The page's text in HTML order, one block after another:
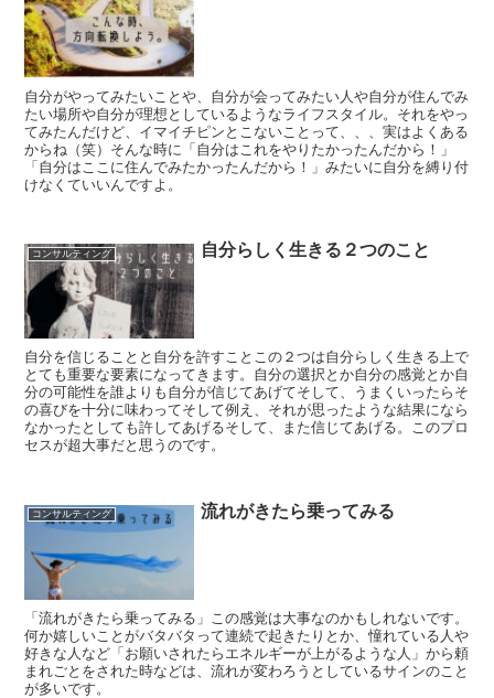
自分がやってみたいことや、自分が会ってみたい人や自分が住んでみ
たい場所や自分が理想としているようなライフスタイル。それをやっ
てみたんだけど、イマイチピンとこないことって、、、実はよくある
からね（笑）そんな時に「自分はこれをやりたかったんだから！」
「自分はここに住んでみたかったんだから！」みたいに自分を縛り付
けなくていいんですよ。
コンサルティング 自分らしく生きる２つのこと
自分を信じることと自分を許すことこの２つは自分らしく生きる上で
とても重要な要素になってきます。自分の選択とか自分の感覚とか自
分の可能性を誰よりも自分が信じてあげてそして、うまくいったらそ
の喜びを十分に味わってそして例え、それが思ったような結果になら
なかったとしても許してあげるそして、また信じてあげる。このプロ
セスが超大事だと思うのです。
コンサルティング 流れがきたら乗ってみる
「流れがきたら乗ってみる」この感覚は大事なのかもしれないです。
何か嬉しいことがバタバタって連続で起きたりとか、憧れている人や
好きな人など「お願いされたらエネルギーが上がるような人」から頼
まれごとをされた時などは、流れが変わろうとしているサインのこと
が多いです。